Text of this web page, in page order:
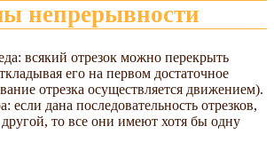
непрерывности
всякий отрезок можно перекрыть
его на первом достаточное
отрезка осуществляется движением).
если дана последовательность отрезков,
то все они имеют хотя бы одну